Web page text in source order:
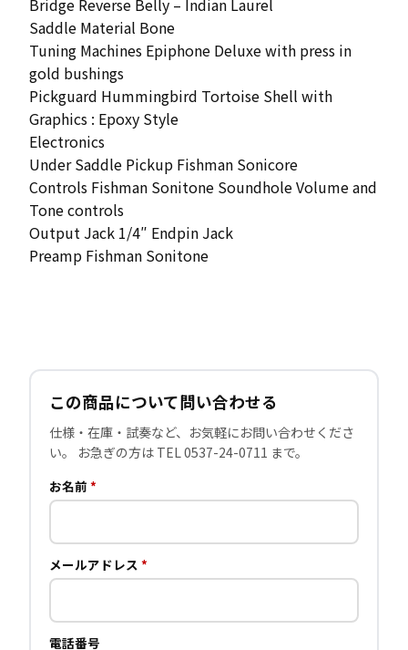
Bridge Reverse Belly – Indian Laurel
Saddle Material Bone
Tuning Machines Epiphone Deluxe with press in
gold bushings
Pickguard Hummingbird Tortoise Shell with
Graphics : Epoxy Style
Electronics
Under Saddle Pickup Fishman Sonicore
Controls Fishman Sonitone Soundhole Volume and
Tone controls
Output Jack 1/4″ Endpin Jack
Preamp Fishman Sonitone
この商品について問い合わせる
仕様・在庫・試奏など、お気軽にお問い合わせくださ
い。 お急ぎの方は TEL 0537-24-0711 まで。
お名前 *
メールアドレス *
電話番号